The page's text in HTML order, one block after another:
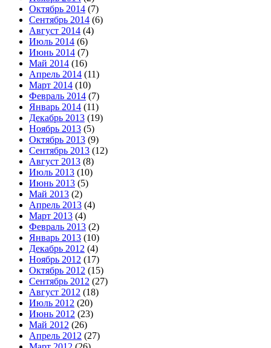
Октябрь 2014 (7)
Сентябрь 2014 (6)
Август 2014 (4)
Июль 2014 (6)
Июнь 2014 (7)
Май 2014 (16)
Апрель 2014 (11)
Март 2014 (10)
Февраль 2014 (7)
Январь 2014 (11)
Декабрь 2013 (19)
Ноябрь 2013 (5)
Октябрь 2013 (9)
Сентябрь 2013 (12)
Август 2013 (8)
Июль 2013 (10)
Июнь 2013 (5)
Май 2013 (2)
Апрель 2013 (4)
Март 2013 (4)
Февраль 2013 (2)
Январь 2013 (10)
Декабрь 2012 (4)
Ноябрь 2012 (17)
Октябрь 2012 (15)
Сентябрь 2012 (27)
Август 2012 (18)
Июль 2012 (20)
Июнь 2012 (23)
Май 2012 (26)
Апрель 2012 (27)